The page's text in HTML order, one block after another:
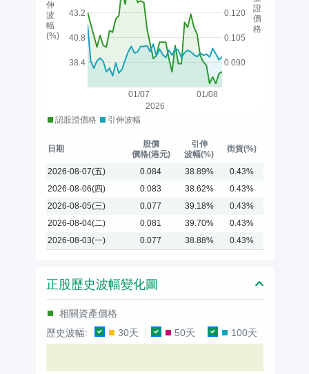
01/07 01/08
38.4
40.8
43.2
0.090
0.105
0.120
2026
伸
波
幅
(%)
證
價
格
認股證價格 引伸波幅
日期
股價
價格(港元)
引伸
波幅(%)
街貨(%)
2026-08-07(五) 0.084 38.89%
0.43%
2026-08-06(四)
0.083 38.62%
0.43%
2026-08-05(三)
0.077 39.18%
0.43%
2026-08-04(二)
0.081 39.70%
0.43%
2026-08-03(一)
0.077 38.88% 0.43%
正股歷史波幅變化圖
相關資產價格
歷史波幅:
30天 50天 100天